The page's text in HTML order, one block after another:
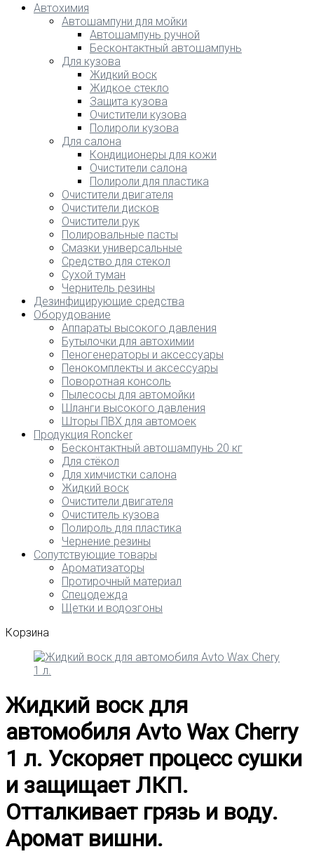
Автохимия
Автошампуни для мойки
Автошампунь ручной
Бесконтактный автошампунь
Для кузова
Жидкий воск
Жидкое стекло
Защита кузова
Очистители кузова
Полироли кузова
Для салона
Кондиционеры для кожи
Очистители салона
Полироли для пластика
Очистители двигателя
Очистители дисков
Очистители рук
Полировальные пасты
Смазки универсальные
Средство для стекол
Сухой туман
Чернитель резины
Дезинфицирующие средства
Оборудование
Аппараты высокого давления
Бутылочки для автохимии
Пеногенераторы и аксессуары
Пенокомплекты и аксессуары
Поворотная консоль
Пылесосы для автомойки
Шланги высокого давления
Шторы ПВХ для автомоек
Продукция Roncker
Бесконтактный автошампунь 20 кг
Для стёкол
Для химчистки салона
Жидкий воск
Очистители двигателя
Очиститель кузова
Полироль для пластика
Чернение резины
Сопутствующие товары
Ароматизаторы
Протирочный материал
Спецодежда
Щетки и водозгоны
Корзина
Жидкий воск для
автомобиля Avto Wax Cherry
1 л. Ускоряет процесс сушки
и защищает ЛКП.
Отталкивает грязь и воду.
Аромат вишни.